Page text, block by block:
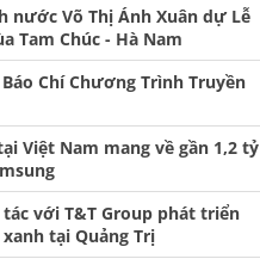
nước Võ Thị Ánh Xuân dự Lễ
Tam Chúc - Hà Nam
Chí Chương Trình Truyền
Việt Nam mang về gần 1,2 tỷ
tác với T&T Group phát triển
tại Quảng Trị